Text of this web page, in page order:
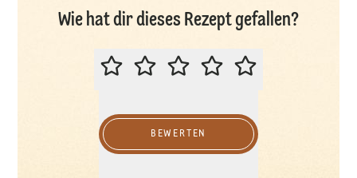
Wie hat dir dieses Rezept gefallen?
BITTE BEWERTEN SIE DIESES
BEWERTEN